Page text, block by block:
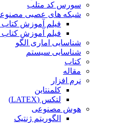
سورس کد متلب
شبکه های عصبی
فیلم آموزش کتاب
فیلم آموزش
شناسایی اماری الگو
شناسایی سیستم
کتاب
مقاله
نرم افزار
کلمنتاین
لتکس (LATEX)
هوش مصنوعی
الگوریتم ژنتیک